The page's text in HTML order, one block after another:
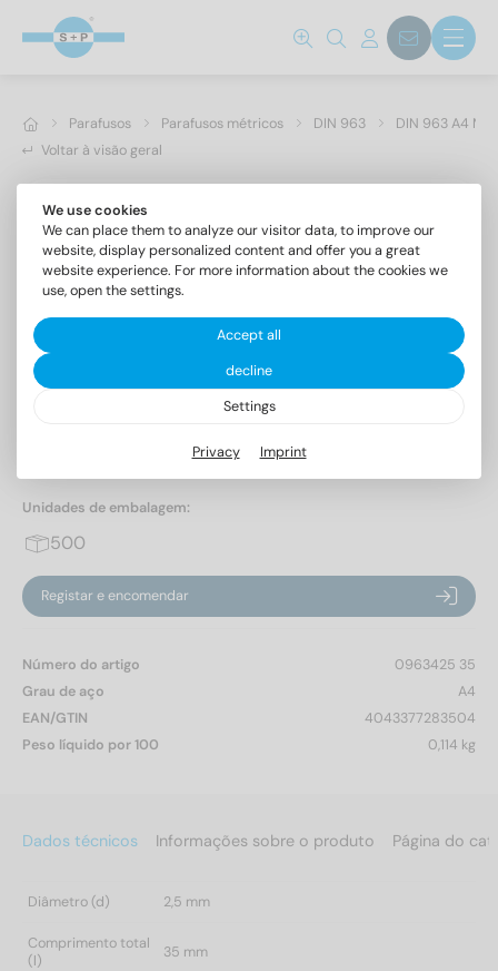
Parafusos Parafusos métricos DIN 963
DIN 963 A4 M
Voltar à visão geral
Parafusos de cabeça escareada com fenda
Unidades de embalagem:
500
Registar e encomendar
Número do artigo
0963425 35
Grau de aço
A4
EAN/GTIN
4043377283504
Peso líquido por 100
0,114 kg
Dados técnicos Informações sobre o produto Página do
Diâmetro (d) 2,5 mm
Comprimento total
(l)
35 mm
We use cookies
We can place them to analyze our visitor data, to improve our
website, display personalized content and offer you a great
website experience. For more information about the cookies we
use, open the settings.
Accept all
decline
Settings
Privacy Imprint